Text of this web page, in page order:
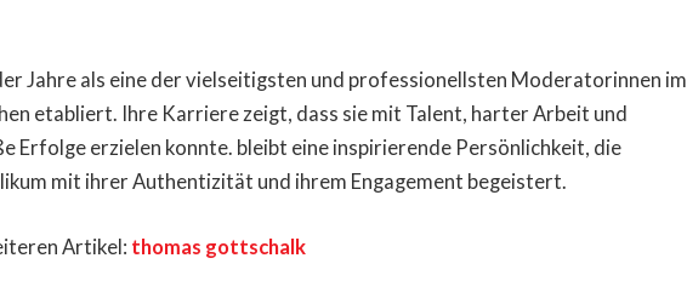
Jahre als eine der vielseitigsten und professionellsten Moderatorinnen im
etabliert. Ihre Karriere zeigt, dass sie mit Talent, harter Arbeit und
Erfolge erzielen konnte. bleibt eine inspirierende Persönlichkeit, die
mit ihrer Authentizität und ihrem Engagement begeistert.
Artikel: thomas gottschalk